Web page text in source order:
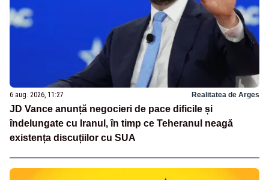
6 aug. 2026, 11:27 Realitatea de Arges
JD Vance anunță negocieri de pace dificile și
îndelungate cu Iranul, în timp ce Teheranul neagă
existența discuțiilor cu SUA